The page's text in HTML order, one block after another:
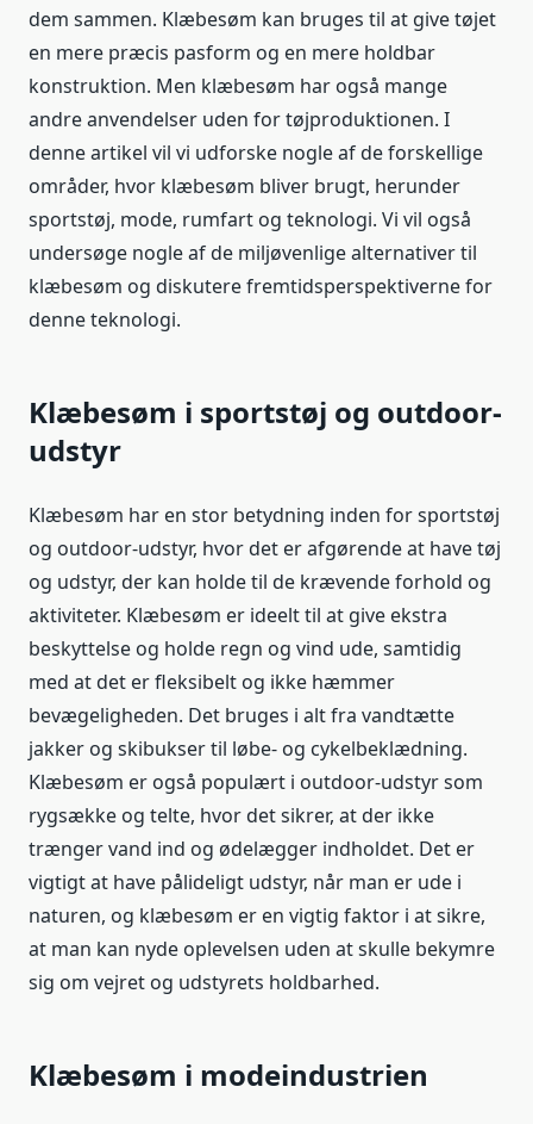
dem sammen. Klæbesøm kan bruges til at give tøjet
en mere præcis pasform og en mere holdbar
konstruktion. Men klæbesøm har også mange
andre anvendelser uden for tøjproduktionen. I
denne artikel vil vi udforske nogle af de forskellige
områder, hvor klæbesøm bliver brugt, herunder
sportstøj, mode, rumfart og teknologi. Vi vil også
undersøge nogle af de miljøvenlige alternativer til
klæbesøm og diskutere fremtidsperspektiverne for
denne teknologi.
Klæbesøm i sportstøj og outdoor-
udstyr
Klæbesøm har en stor betydning inden for sportstøj
og outdoor-udstyr, hvor det er afgørende at have tøj
og udstyr, der kan holde til de krævende forhold og
aktiviteter. Klæbesøm er ideelt til at give ekstra
beskyttelse og holde regn og vind ude, samtidig
med at det er fleksibelt og ikke hæmmer
bevægeligheden. Det bruges i alt fra vandtætte
jakker og skibukser til løbe- og cykelbeklædning.
Klæbesøm er også populært i outdoor-udstyr som
rygsække og telte, hvor det sikrer, at der ikke
trænger vand ind og ødelægger indholdet. Det er
vigtigt at have pålideligt udstyr, når man er ude i
naturen, og klæbesøm er en vigtig faktor i at sikre,
at man kan nyde oplevelsen uden at skulle bekymre
sig om vejret og udstyrets holdbarhed.
Klæbesøm i modeindustrien